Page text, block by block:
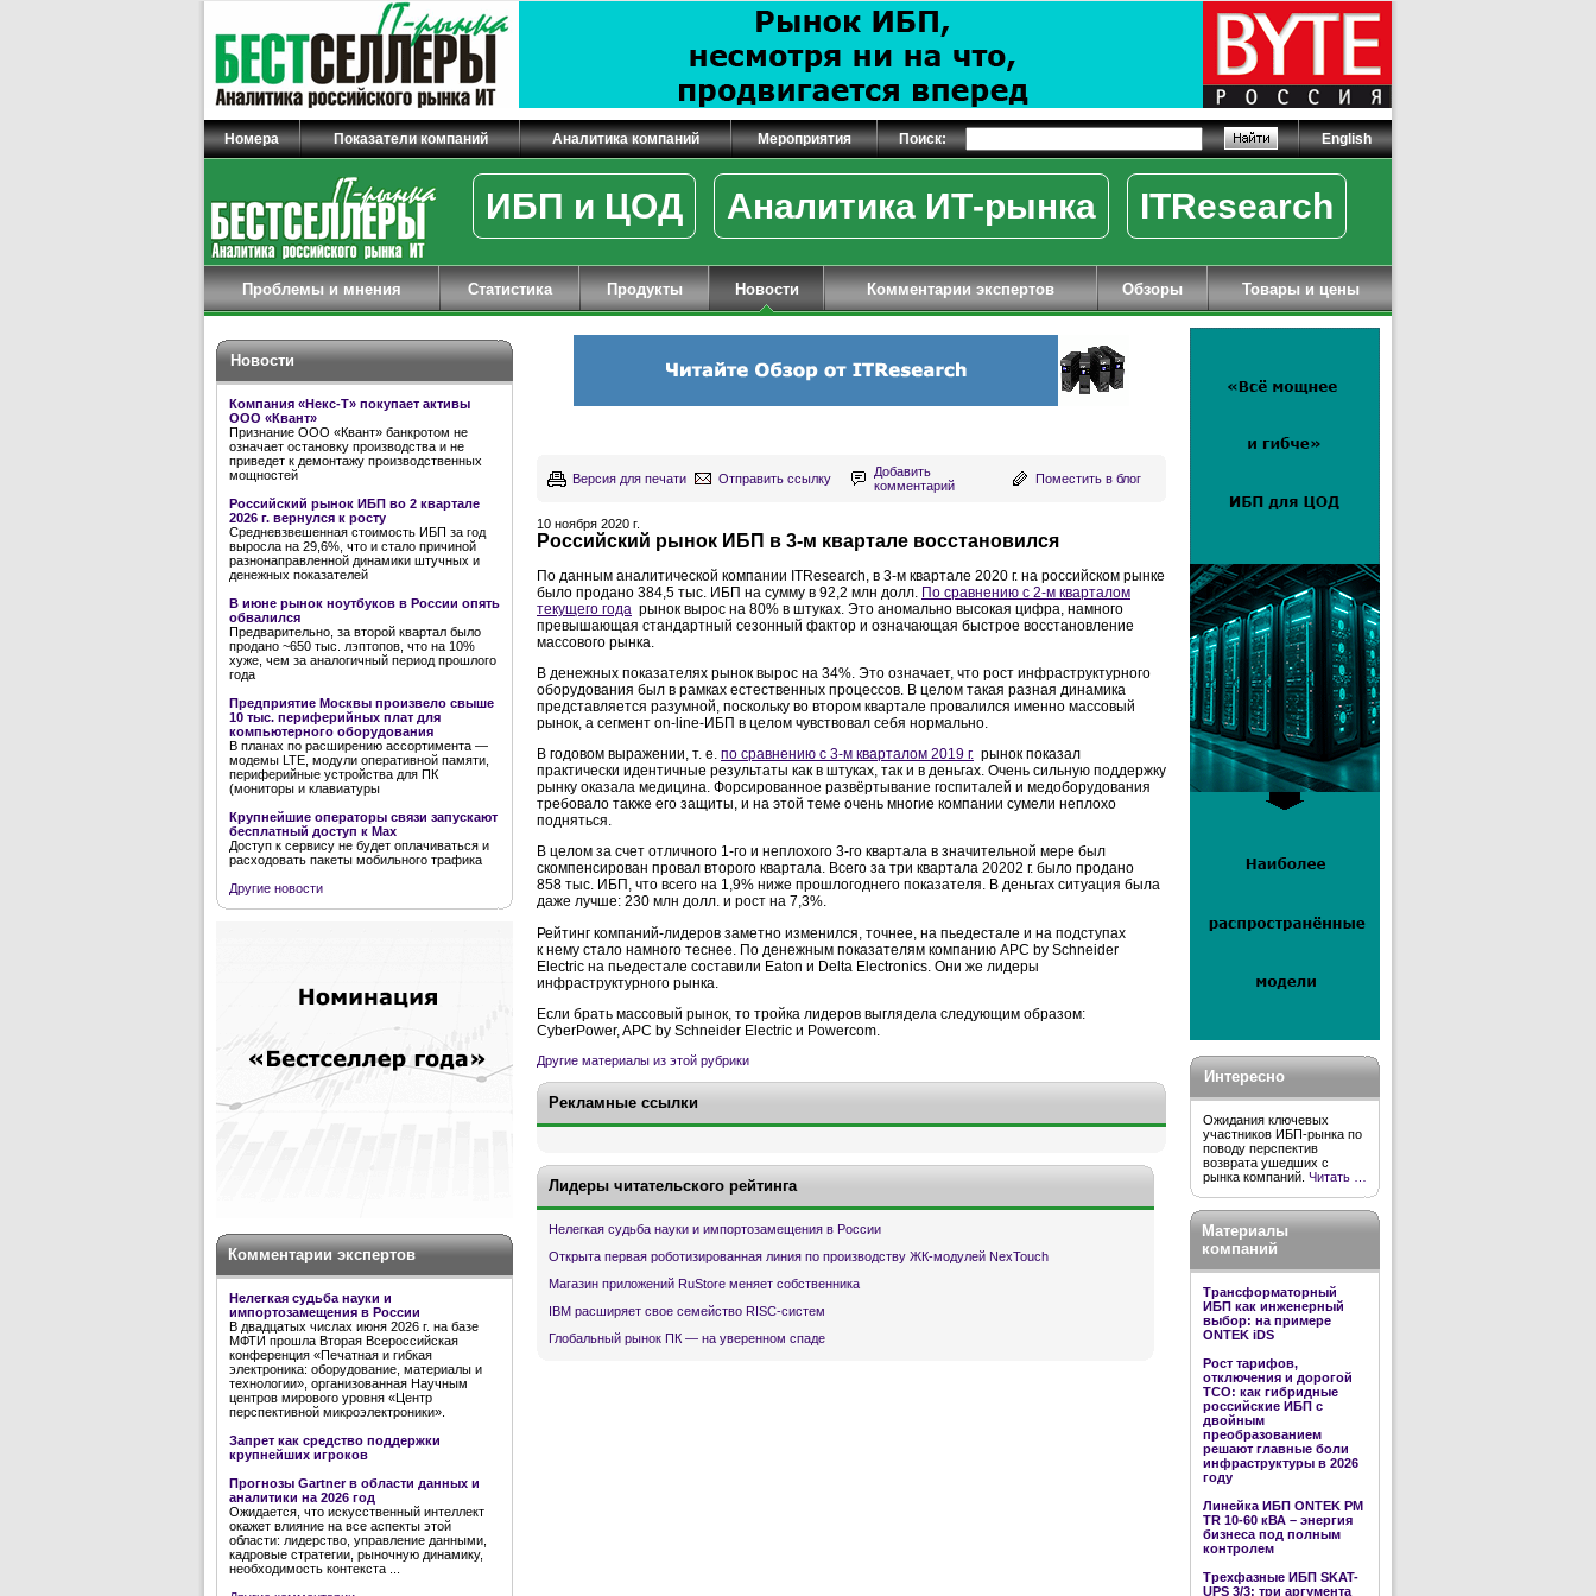
Номера Показатели компаний Аналитика компаний Мероприятия Поиск: English
ИБП и ЦОД Аналитика ИТ-рынка ITResearch
Проблемы и мнения Статистика Продукты Новости Комментарии экспертов Обзоры Товары и цены
Новости
Компания «Некс-Т» покупает активы
ООО «Квант»
Признание ООО «Квант» банкротом не
означает остановку производства и не
приведет к демонтажу производственных
мощностей
Российский рынок ИБП во 2 квартале
2026 г. вернулся к росту
Средневзвешенная стоимость ИБП за год
выросла на 29,6%, что и стало причиной
разнонаправленной динамики штучных и
денежных показателей
В июне рынок ноутбуков в России опять
обвалился
Предварительно, за второй квартал было
продано ~650 тыс. лэптопов, что на 10%
хуже, чем за аналогичный период прошлого
года
Предприятие Москвы произвело свыше
10 тыс. периферийных плат для
компьютерного оборудования
В планах по расширению ассортимента —
модемы LTE, модули оперативной памяти,
периферийные устройства для ПК
(мониторы и клавиатуры
Крупнейшие операторы связи запускают
бесплатный доступ к Мах
Доступ к сервису не будет оплачиваться и
расходовать пакеты мобильного трафика
Другие новости
Комментарии экспертов
Нелегкая судьба науки и
импортозамещения в России
В двадцатых числах июня 2026 г. на базе
МФТИ прошла Вторая Всероссийская
конференция «Печатная и гибкая
электроника: оборудование, материалы и
технологии», организованная Научным
центров мирового уровня «Центр
перспективной микроэлектроники».
Запрет как средство поддержки
крупнейших игроков
Прогнозы Gartner в области данных и
аналитики на 2026 год
Ожидается, что искусственный интеллект
окажет влияние на все аспекты этой
области: лидерство, управление данными,
кадровые стратегии, рыночную динамику,
необходимость контекста ...
Версия для печати Отправить ссылку
Добавить
комментарий
Поместить в блог
10 ноября 2020 г.
Российский рынок ИБП в 3-м квартале восстановился
По данным аналитической компании ITResearch, в 3-м квартале 2020 г. на российском рынке
было продано 384,5 тыс. ИБП на сумму в 92,2 млн долл. По сравнению с 2-м кварталом
текущего года рынок вырос на 80% в штуках. Это аномально высокая цифра, намного
превышающая стандартный сезонный фактор и означающая быстрое восстановление
массового рынка.
В денежных показателях рынок вырос на 34%. Это означает, что рост инфраструктурного
оборудования был в рамках естественных процессов. В целом такая разная динамика
представляется разумной, поскольку во втором квартале провалился именно массовый
рынок, а сегмент on-line-ИБП в целом чувствовал себя нормально.
В годовом выражении, т. е. по сравнению с 3-м кварталом 2019 г. рынок показал
практически идентичные результаты как в штуках, так и в деньгах. Очень сильную поддержку
рынку оказала медицина. Форсированное развёртывание госпиталей и медоборудования
требовало также его защиты, и на этой теме очень многие компании сумели неплохо
подняться.
В целом за счет отличного 1-го и неплохого 3-го квартала в значительной мере был
скомпенсирован провал второго квартала. Всего за три квартала 20202 г. было продано
858 тыс. ИБП, что всего на 1,9% ниже прошлогоднего показателя. В деньгах ситуация была
даже лучше: 230 млн долл. и рост на 7,3%.
Рейтинг компаний-лидеров заметно изменился, точнее, на пьедестале и на подступах
к нему стало намного теснее. По денежным показателям компанию APC by Schneider
Electric на пьедестале составили Eaton и Delta Electronics. Они же лидеры
инфраструктурного рынка.
Если брать массовый рынок, то тройка лидеров выглядела следующим образом:
CyberPower, APC by Schneider Electric и Powercom.
Другие материалы из этой рубрики
Рекламные ссылки
Лидеры читательского рейтинга
Нелегкая судьба науки и импортозамещения в России
Открыта первая роботизированная линия по производству ЖК-модулей NexTouch
Магазин приложений RuStore меняет собственника
IBM расширяет свое семейство RISC-систем
Глобальный рынок ПК — на уверенном спаде
Интересно
Ожидания ключевых
участников ИБП-рынка по
поводу перспектив
возврата ушедших с
рынка компаний. Читать …
Материалы
компаний
Трансформаторный
ИБП как инженерный
выбор: на примере
ONTEK iDS
Рост тарифов,
отключения и дорогой
TCO: как гибридные
российские ИБП с
двойным
преобразованием
решают главные боли
инфраструктуры в 2026
году
Линейка ИБП ONTEK PM
TR 10-60 кВА – энергия
бизнеса под полным
контролем
Трехфазные ИБП SKAT-
UPS 3/3: три аргумента